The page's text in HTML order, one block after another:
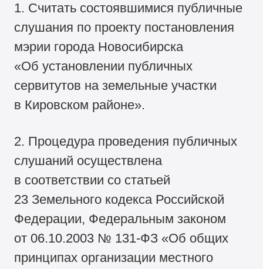
1. Считать состоявшимися публичные
слушания по проекту постановления
мэрии города Новосибирска
«Об установлении публичных
сервитутов на земельные участки
в Кировском районе».
2. Процедура проведения публичных
слушаний осуществлена
в соответствии со статьей
23 Земельного кодекса Российской
Федерации, Федеральным законом
от 06.10.2003 № 131-ФЗ «Об общих
принципах организации местного